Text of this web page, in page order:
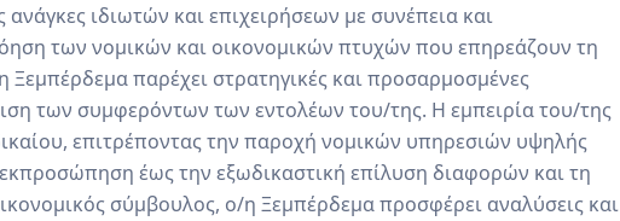
ιδιωτών και επιχειρήσεων με συνέπεια και
των νομικών και οικονομικών πτυχών που επηρεάζουν τη
παρέχει στρατηγικές και προσαρμοσμένες
των συμφερόντων των εντολέων του/της. Η εμπειρία του/της
επιτρέποντας την παροχή νομικών υπηρεσιών υψηλής
έως την εξωδικαστική επίλυση διαφορών και τη
σύμβουλος, ο/η Ξεμπέρδεμα προσφέρει αναλύσεις και